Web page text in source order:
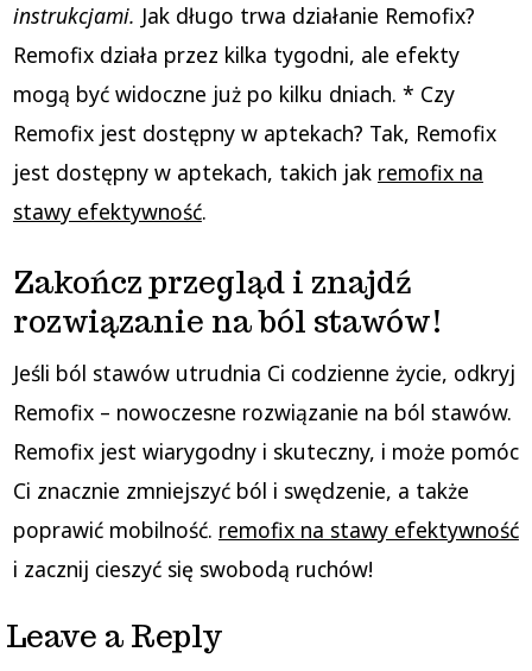
instrukcjami. Jak długo trwa działanie Remofix?
Remofix działa przez kilka tygodni, ale efekty
mogą być widoczne już po kilku dniach. * Czy
Remofix jest dostępny w aptekach? Tak, Remofix
jest dostępny w aptekach, takich jak remofix na
stawy efektywność.
Zakończ przegląd i znajdź
rozwiązanie na ból stawów!
Jeśli ból stawów utrudnia Ci codzienne życie, odkryj
Remofix – nowoczesne rozwiązanie na ból stawów.
Remofix jest wiarygodny i skuteczny, i może pomóc
Ci znacznie zmniejszyć ból i swędzenie, a także
poprawić mobilność. remofix na stawy efektywność
i zacznij cieszyć się swobodą ruchów!
Leave a Reply